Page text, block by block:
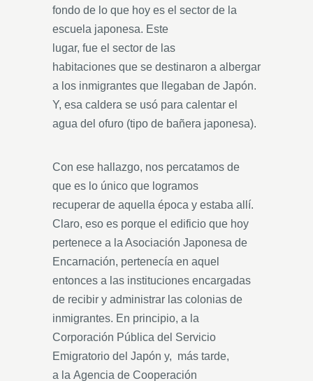
fondo de lo que hoy es el sector de la
escuela japonesa. Este
lugar, fue el sector de las
habitaciones que se destinaron a albergar
a los inmigrantes que llegaban de Japón.
Y, esa caldera se usó para calentar el
agua del ofuro (tipo de bañera japonesa).
Con ese hallazgo, nos percatamos de
que es lo único que logramos
recuperar de aquella época y estaba allí.
Claro, eso es porque el edificio que hoy
pertenece a la Asociación Japonesa de
Encarnación, pertenecía en aquel
entonces a las instituciones encargadas
de recibir y administrar las colonias de
inmigrantes. En principio, a la
Corporación Pública del Servicio
Emigratorio del Japón y, más tarde,
a la Agencia de Cooperación